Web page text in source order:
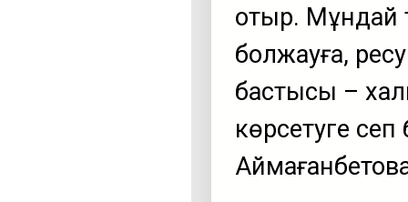
отыр. Мұндай
болжауға,
бастысы –
көрсетуге